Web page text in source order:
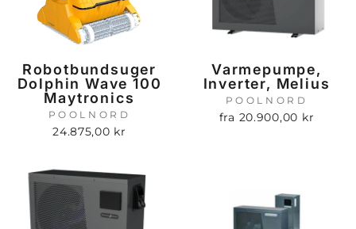
Robotbundsuger
Dolphin Wave 100
Maytronics
POOLNORD
24.875,00 kr
Varmepumpe,
Inverter, Melius
POOLNORD
fra 20.900,00 kr